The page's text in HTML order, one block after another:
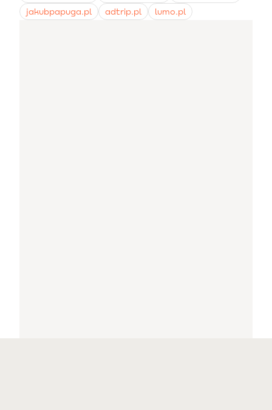
jakubpapuga.pl
adtrip.pl lumo.pl